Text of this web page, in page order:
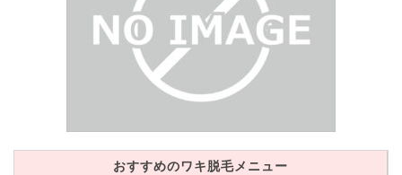
おすすめのワキ脱毛メニュー